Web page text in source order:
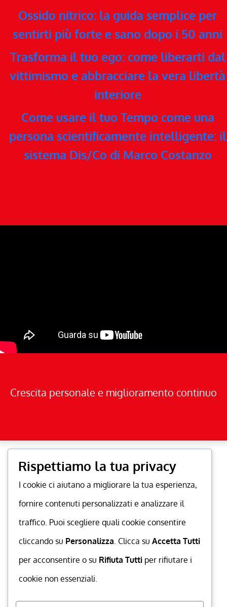
Ossido nitrico: la guida semplice per
sentirti più forte e sano dopo i 50 anni
Trasforma il tuo ego: come liberarti dal
vittimismo e abbracciare la vera libertà
interiore
Come usare il tuo Tempo come una
persona scientificamente intelligente: il
sistema Dis/Co di Marco Costanzo
Crescita personale e miglioramento continuo
Rispettiamo la tua privacy
I cookie ci aiutano a migliorare la tua esperienza,
fornire contenuti personalizzati e analizzare il
traffico. Puoi scegliere quali cookie consentire
cliccando su Personalizza. Clicca su Accetta Tutti
per acconsentire o su Rifiuta Tutti per rifiutare i
cookie non essenziali.